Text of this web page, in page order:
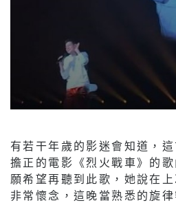
有若干年歲的影迷會知道，
擔正的電影《烈火戰車》的
願希望再聽到此歌，她說在
非常懷念，這晚當熟悉的旋